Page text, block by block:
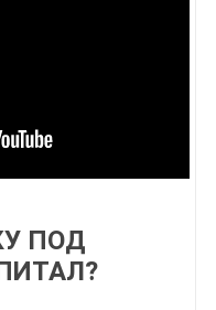
ПОД